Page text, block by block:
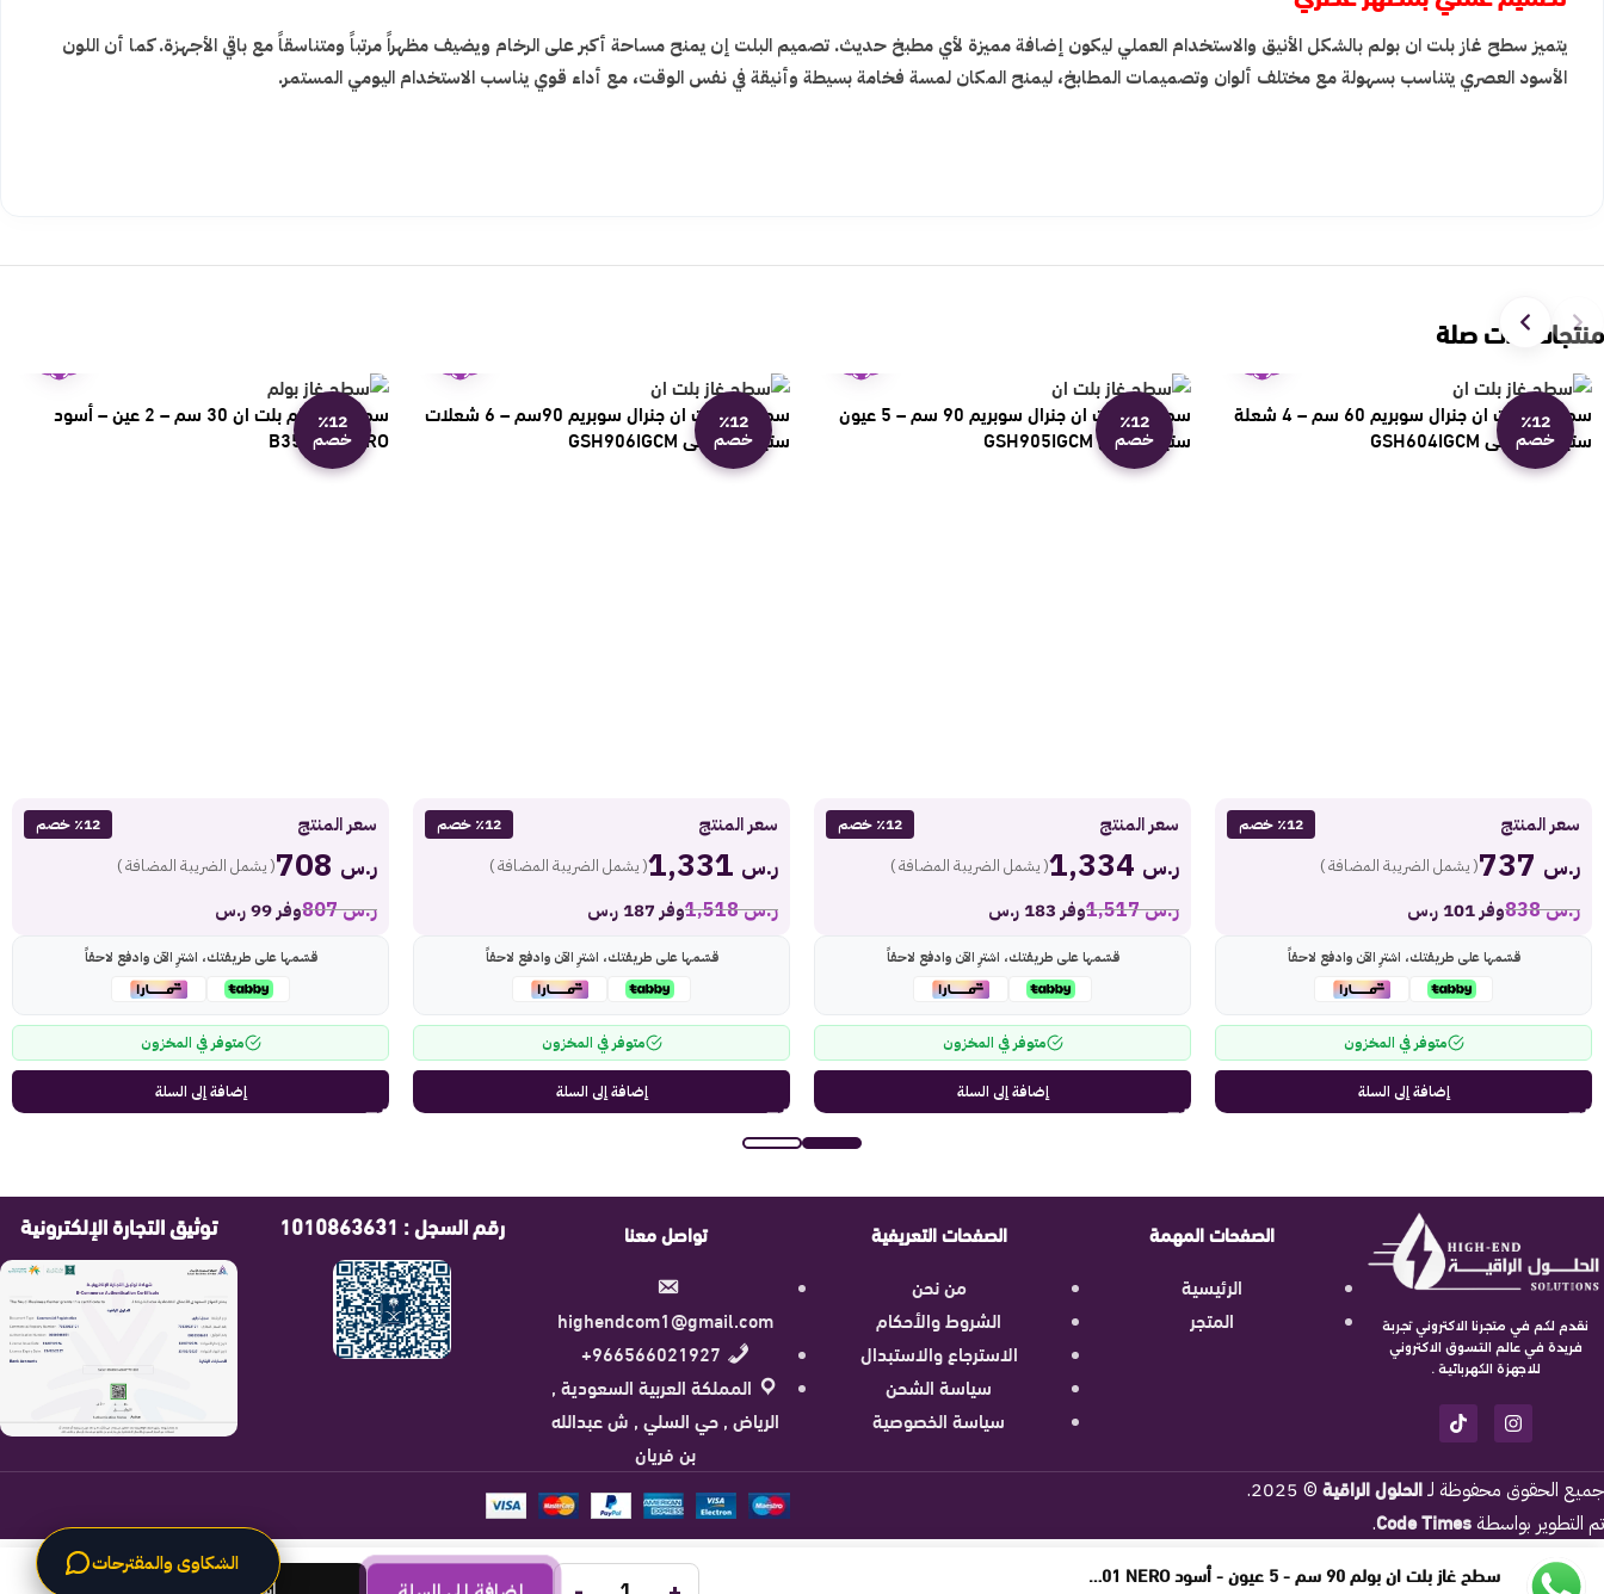
يتميز سطح غاز بلت ان بولم بالشكل الأنيق والاستخدام العملي ليكون إضافة مميزة لأي مطبخ حديث. تصميم البلت إن يمنح مساحة أكبر على الرخام ويضيف مظهراً مرتباً ومتناسقاً مع باقي الأجهزة. كما أن اللون
الأسود العصري يتناسب بسهولة مع مختلف ألوان وتصميمات المطابخ، ليمنح المكان لمسة فخامة بسيطة وأنيقة في نفس الوقت، مع أداء قوي يناسب الاستخدام اليومي المستمر.
منتجات ذات صلة
٪12
خصم
سطح غاز بلت ان جنرال سوبريم 60 سم – 4 شعلة
ستيل – إيطالي GSH604IGCM
سعر المنتج ٪12 خصم
ر.س ( يشمل الضريبة المضافة )
ر.س838 وفر 101 ر.س
قسّمها على طريقتك، اشترِ الآن وادفع لاحقاً
متوفر في المخزون
إضافة إلى السلة
٪12
خصم
سطح غاز بلت ان جنرال سوبريم 90 سم – 5 عيون
ستيل إيطالي GSH905IGCM
سعر المنتج ٪12 خصم
ر.س ( يشمل الضريبة المضافة )
ر.س1,517 وفر 183 ر.س
قسّمها على طريقتك، اشترِ الآن وادفع لاحقاً
متوفر في المخزون
إضافة إلى السلة
٪12
خصم
سطح غاز بلت ان جنرال سوبريم 90سم – 6 شعلات
ستيل – إيطالي GSH906IGCM
سعر المنتج ٪12 خصم
ر.س ( يشمل الضريبة المضافة )
ر.س1,518 وفر 187 ر.س
قسّمها على طريقتك، اشترِ الآن وادفع لاحقاً
متوفر في المخزون
إضافة إلى السلة
٪12
خصم
سطح غاز بولم بلت ان 30 سم – 2 عين – أسود
B35-200NERO
سعر المنتج ٪12 خصم
ر.س ( يشمل الضريبة المضافة )
ر.س807 وفر 99 ر.س
قسّمها على طريقتك، اشترِ الآن وادفع لاحقاً
متوفر في المخزون
إضافة إلى السلة
نقدم لكم في متجرنا الاكتروني تجربة
فريدة في عالم التسوق الاكتروني
للاجهزة الكهربائية .
الصفحات المهمة
الرئيسية
المتجر
الصفحات التعريفية
من نحن
الشروط والأحكام
الاسترجاع والاستبدال
سياسة الشحن
سياسة الخصوصية
تواصل معنا
highendcom1@gmail.com
966566021927+
المملكة العربية السعودية ,
الرياض , حي السلي , ش عبدالله
بن فريان
رقم السجل : 1010863631 توثيق التجارة الإلكترونية
جميع الحقوق محفوظة لـالحلول الراقية © 2025.
تم التطوير بواسطة Code Times
.
سطح غاز بلت ان بولم 90 سم - 5 عيون - أسود B95-901 NERO الشكاوى والمقترحات